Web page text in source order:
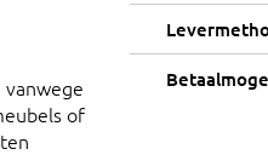
of